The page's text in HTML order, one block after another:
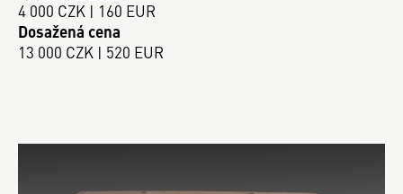
4 000 CZK | 160 EUR
Dosažená cena
13 000 CZK | 520 EUR